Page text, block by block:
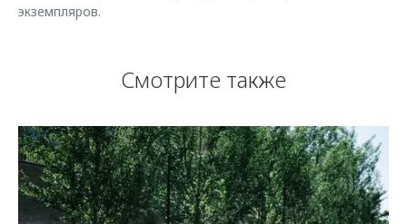
экземпляров.
Смотрите также